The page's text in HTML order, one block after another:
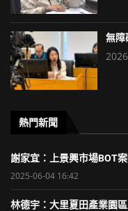
無障
熱門新聞
謝家宜：上景興市場BOT
2025-06-04 16:42
林德宇：大里夏田產業園